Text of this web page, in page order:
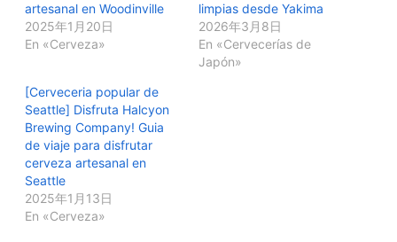
artesanal en Woodinville
2025年1月20日
En «Cerveza»
limpias desde Yakima
2026年3月8日
En «Cervecerías de
Japón»
[Cerveceria popular de
Seattle] Disfruta Halcyon
Brewing Company! Guia
de viaje para disfrutar
cerveza artesanal en
Seattle
2025年1月13日
En «Cerveza»